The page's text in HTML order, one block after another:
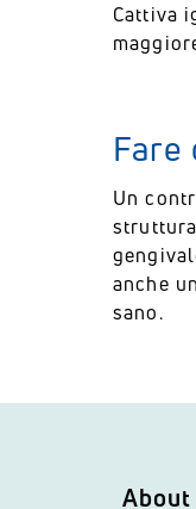
Cattiva
Un
anche
sano.
About